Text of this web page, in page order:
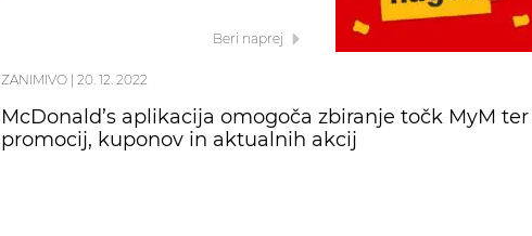
Beri naprej
ZANIMIVO 20. 12. 2022
McDonald’s aplikacija omogoča zbiranje točk MyM
promocij, kuponov in aktualnih akcij